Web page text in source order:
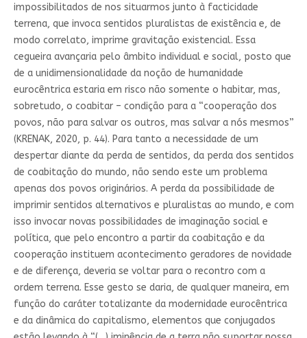
impossibilitados de nos situarmos junto à facticidade
terrena, que invoca sentidos pluralistas de existência e, de
modo correlato, imprime gravitação existencial. Essa
cegueira avançaria pelo âmbito individual e social, posto que
de a unidimensionalidade da noção de humanidade
eurocêntrica estaria em risco não somente o habitar, mas,
sobretudo, o coabitar – condição para a “cooperação dos
povos, não para salvar os outros, mas salvar a nós mesmos”
(KRENAK, 2020, p. 44). Para tanto a necessidade de um
despertar diante da perda de sentidos, da perda dos sentidos
de coabitação do mundo, não sendo este um problema
apenas dos povos originários. A perda da possibilidade de
imprimir sentidos alternativos e pluralistas ao mundo, e com
isso invocar novas possibilidades de imaginação social e
política, que pelo encontro a partir da coabitação e da
cooperação instituem acontecimento geradores de novidade
e de diferença, deveria se voltar para o recontro com a
ordem terrena. Esse gesto se daria, de qualquer maneira, em
função do caráter totalizante da modernidade eurocêntrica
e da dinâmica do capitalismo, elementos que conjugados